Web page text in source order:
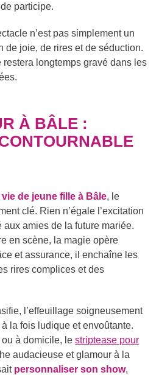
participe.
n’est pas simplement un
de joie, de rires et de séduction.
restera longtemps gravé dans les
À BÂLE :
de jeune fille à Bâle, le
clé. Rien n’égale l’excitation
aux amies de la future mariée.
en scène, la magie opère
et assurance, il enchaîne les
rires complices et des
l’effeuillage soigneusement
la fois ludique et envoûtante.
ou à domicile, lestriptease pour
audacieuse et glamour à la
personnaliser son show,